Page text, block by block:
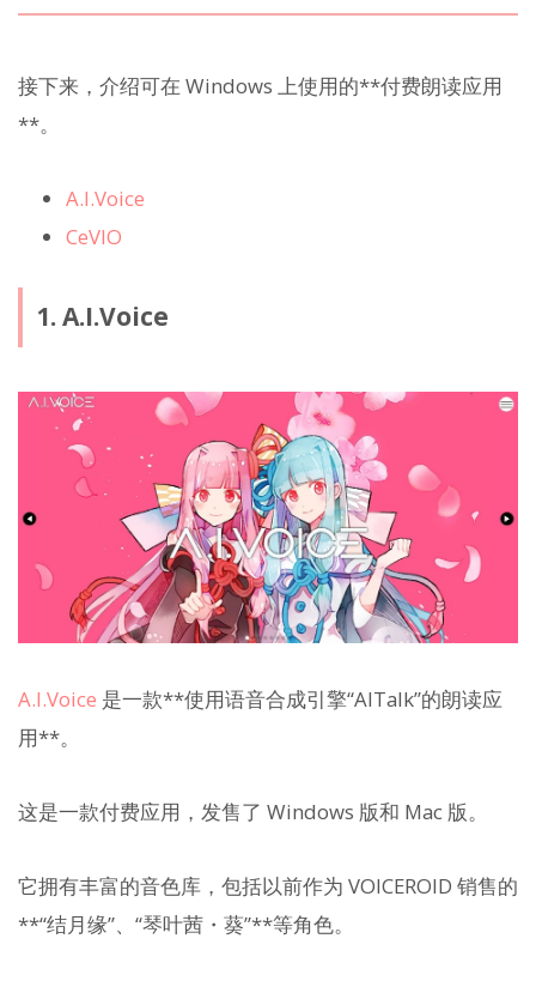
接下来，介绍可在 Windows 上使用的**付费朗读应用
**。
A.I.Voice
CeVIO
1. A.I.Voice
A.I.Voice 是一款**使用语音合成引擎“AITalk”的朗读应
用**。
这是一款付费应用，发售了 Windows 版和 Mac 版。
它拥有丰富的音色库，包括以前作为 VOICEROID 销售的
**“结月缘”、“琴叶茜・葵”**等角色。